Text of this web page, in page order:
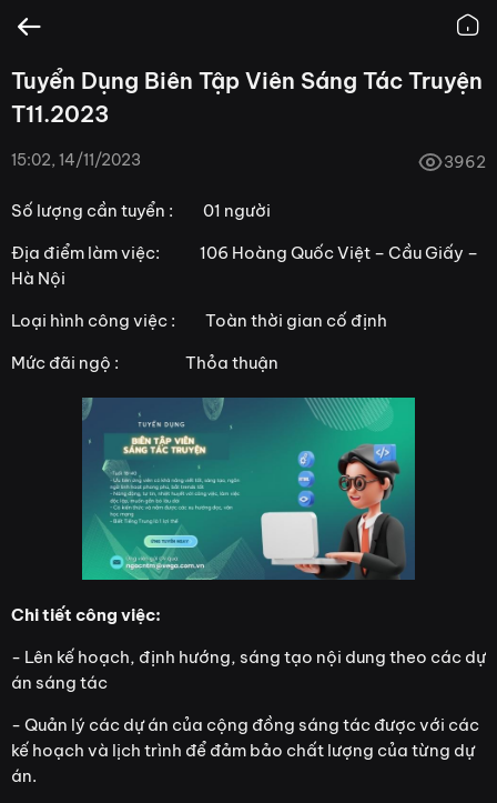
Tuyển Dụng Biên Tập Viên Sáng Tác Truyện
T11.2023
15:02, 14/11/2023 3962
Số lượng cần tuyển : 01 người
Địa điểm làm việc: 106 Hoàng Quốc Việt – Cầu Giấy –
Hà Nội
Loại hình công việc : Toàn thời gian cố định
Mức đãi ngộ : Thỏa thuận
Chi tiết công việc:
- Lên kế hoạch, định hướng, sáng tạo nội dung theo các dự
án sáng tác
- Quản lý các dự án của cộng đồng sáng tác được với các
kế hoạch và lịch trình để đảm bảo chất lượng của từng dự
án.